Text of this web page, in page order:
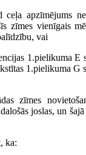
apzīmējums
zīmes vienīgais
vai
1.pielikuma E
1.pielikuma G
zīmes
joslas, un
ka: